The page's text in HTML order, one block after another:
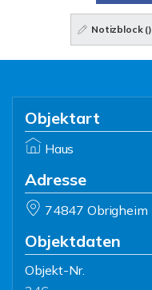
Notizblock ()
Objektart
Haus
Adresse
74847 Obrigheim
Objektdaten
Objekt-Nr.